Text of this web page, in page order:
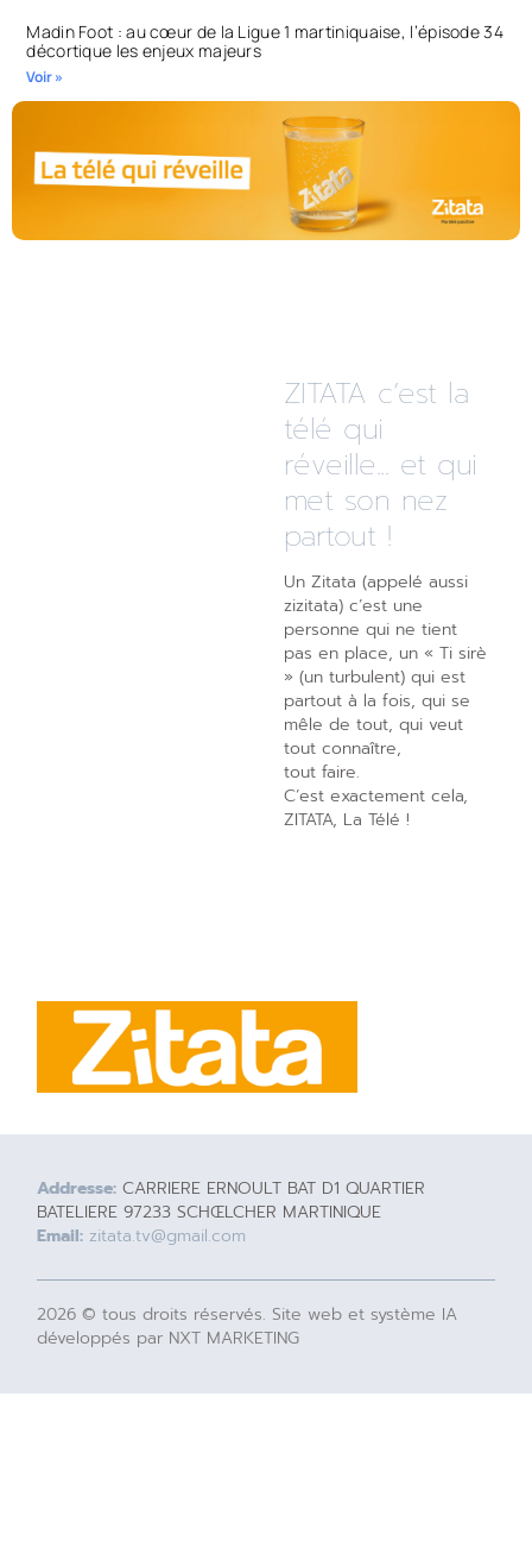
Madin Foot : au cœur de la Ligue 1 martiniquaise, l’épisode 34
décortique les enjeux majeurs
Voir »
ZITATA c’est la
télé qui
réveille... et qui
met son nez
partout !
Un Zitata (appelé aussi
zizitata) c’est une
personne qui ne tient
pas en place, un « Ti sirè
» (un turbulent) qui est
partout à la fois, qui se
mêle de tout, qui veut
tout connaître,
tout faire.
C’est exactement cela,
ZITATA, La Télé !
Addresse: CARRIERE ERNOULT BAT D1 QUARTIER
BATELIERE 97233 SCHŒLCHER MARTINIQUE
Email: zitata.tv@gmail.com
2026 © tous droits réservés. Site web et système IA
développés par NXT MARKETING